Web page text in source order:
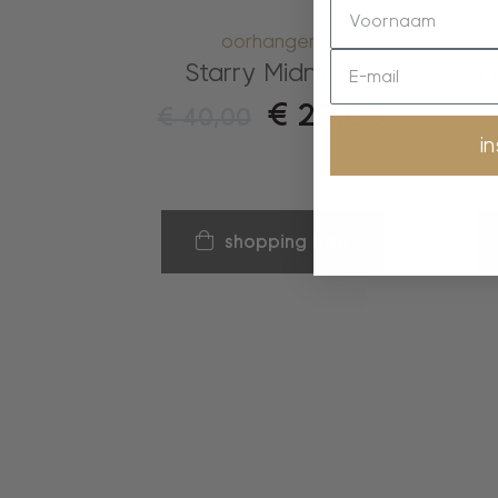
oorhangers
Starry Midnight
€ 20,00
shopping bag